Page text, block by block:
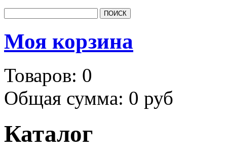
Моя корзина
Товаров: 0
Общая сумма: 0 руб
Каталог